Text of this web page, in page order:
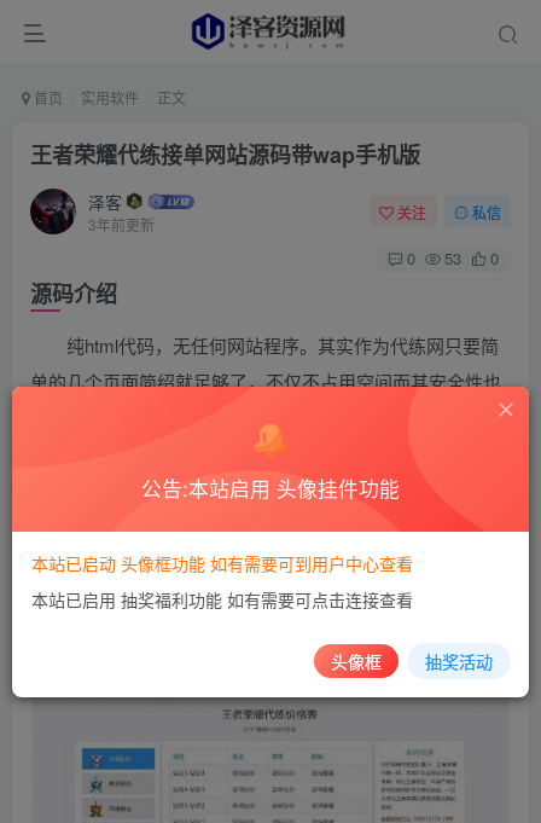
首页 实用软件 正文
王者荣耀代练接单网站源码带wap手机版
泽客
3年前更新
关注 私信
0 53 0
源码介绍
纯html代码，无任何网站程序。其实作为代练网只要简
单的几个页面简绍就足够了，不仅不占用空间而其安全性也
公告:本站启用 头像挂件功能
本站已启动 头像框功能 如有需要可到用户中心查看
本站已启用 抽奖福利功能 如有需要可点击连接查看
头像框 抽奖活动